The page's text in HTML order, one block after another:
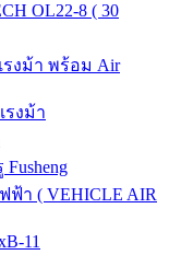
OL22-8 ( 30
รงม้า พร้อม Air
รงม้า
า ( VEHICLE AIR
11